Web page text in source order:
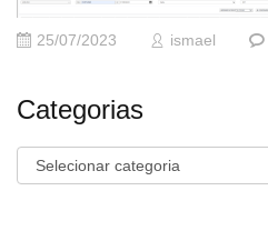
25/07/2023 ismael
Categorias
Categorias